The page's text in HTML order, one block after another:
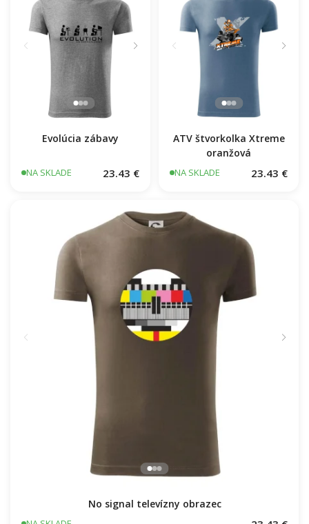
Evolúcia zábavy
NA SKLADE 23.43 €
ATV štvorkolka Xtreme
oranžová
NA SKLADE 23.43 €
No signal televízny obrazec